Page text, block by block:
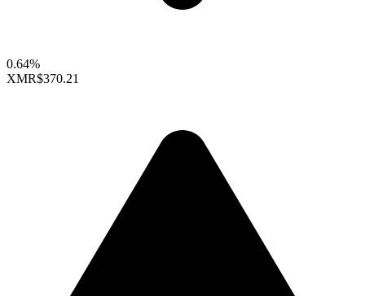
0.64%
XMR$370.21